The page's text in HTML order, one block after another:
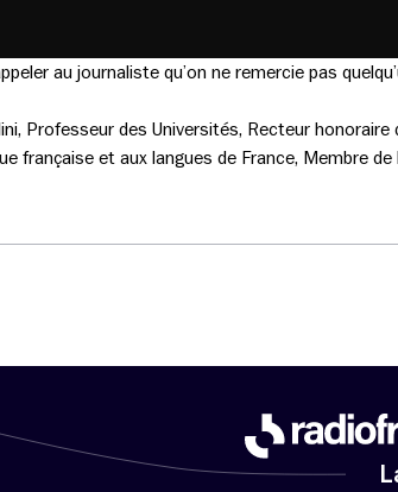
au journaliste qu’on ne remercie pas
Professeur des Universités, Recteur honoraire
française et aux langues de France, Membre